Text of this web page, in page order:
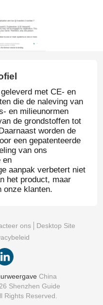
met CE- en
die de naleving van
en milieunormen
de grondstoffen tot
worden de
een gepatenteerde
van ons
en
aanpak verbetert niet
het product, maar
onze klanten.
ons
Desktop Site
China
Shenzhen Guide
Rights Reserved.